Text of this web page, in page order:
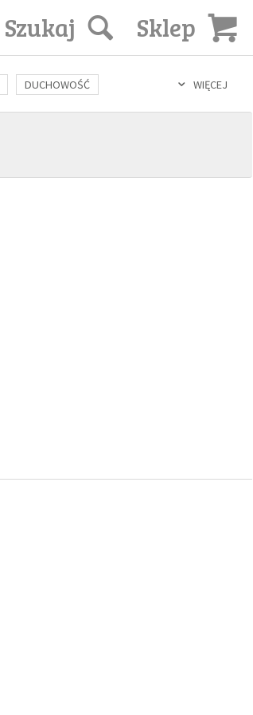
Sklep
Szukaj
WIĘCEJ
DUCHOWOŚĆ
ŚWIĘCI SEKS IN VITRO